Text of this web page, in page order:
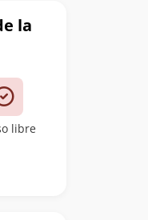
la
libre